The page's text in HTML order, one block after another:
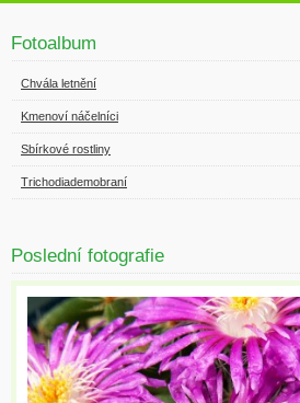
Fotoalbum
Chvála letnění
Kmenoví náčelníci
Sbírkové rostliny
Trichodiademobraní
Poslední fotografie